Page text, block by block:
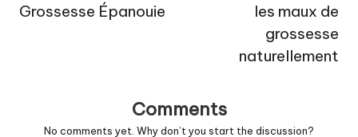
Grossesse Épanouie
les maux de
grossesse
naturellement
Comments
No comments yet. Why don’t you start the discussion?